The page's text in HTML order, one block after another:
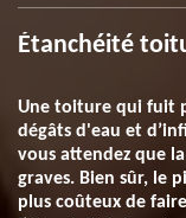
Étanchéité
Une toiture qui fuit
dégâts d'eau et
vous attendez que
graves. Bien sûr, le
plus coûteux de